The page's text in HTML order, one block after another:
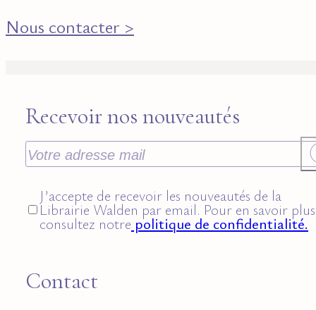
Nous contacter >
Recevoir nos nouveautés
J’accepte de recevoir les nouveautés de la
Librairie Walden par email. Pour en savoir
consultez notre politique de confidentialité.
Contact